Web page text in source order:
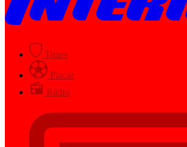
Times
Placar
Rádio